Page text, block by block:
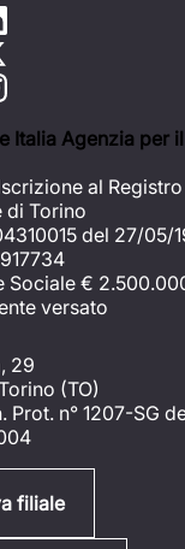
Italia Agenzia per
al
di Torino
del 27/05/
Sociale €
versato
29
(TO)
Prot. n° 1207-SG
filiale